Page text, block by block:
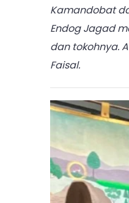
Kamandobat
Endog Jagad
dan tokohnya.
Faisal.